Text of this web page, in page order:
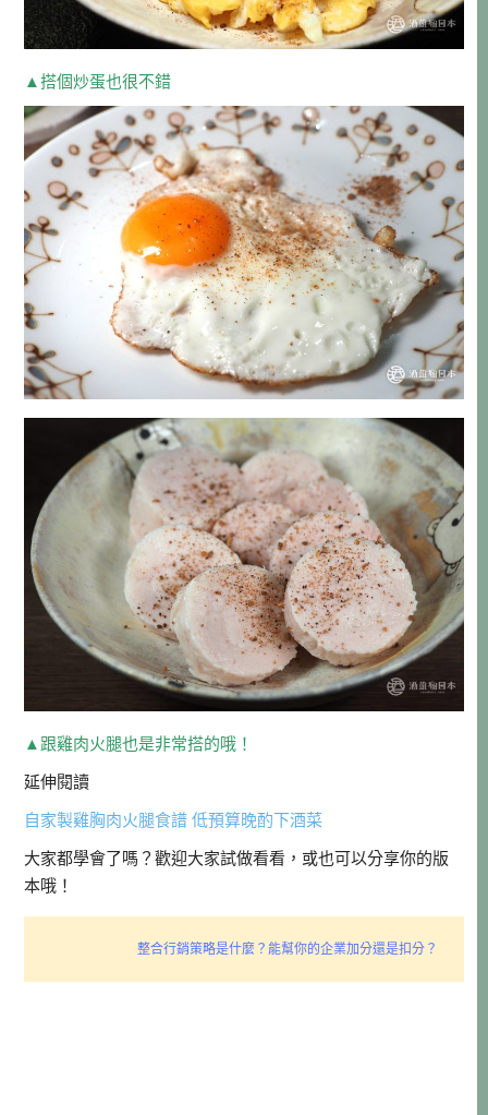
▲搭個炒蛋也很不錯
▲跟雞肉火腿也是非常搭的哦！
延伸閱讀
自家製雞胸肉火腿食譜 低預算晚酌下酒菜
大家都學會了嗎？歡迎大家試做看看，或也可以分享你的版
本哦！
整合行銷策略是什麼？能幫你的企業加分還是扣分？